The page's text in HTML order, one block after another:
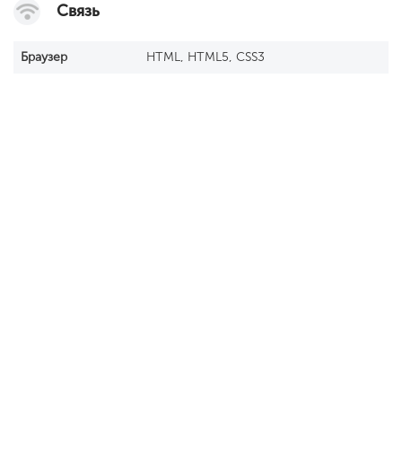
Связь
Браузер HTML, HTML5, CSS3